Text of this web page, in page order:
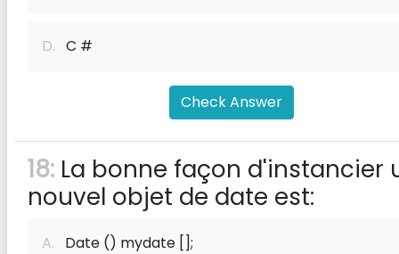
D. C #
Check Answer
18: La bonne façon d'instancier
nouvel objet de date est:
A. Date () mydate [];